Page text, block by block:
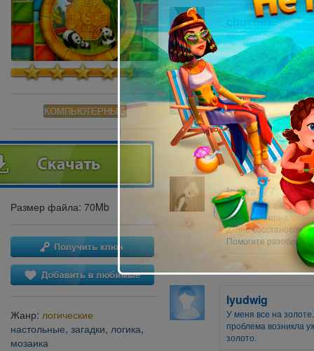
КОМПЬЮТЕРНЫЕ
Размер файла: 70Mb
Жанр: логические
настольные, загадки, логика,
мозаика
chuchka007
Как пройти 20
Lelya69
А тут вообще
прошла на золото,
пускает, и чего
Indira777
Та же проблема.В "
уровней и
давно
Помогите
lyudwig
У меня все на
проблема возникла
золото.